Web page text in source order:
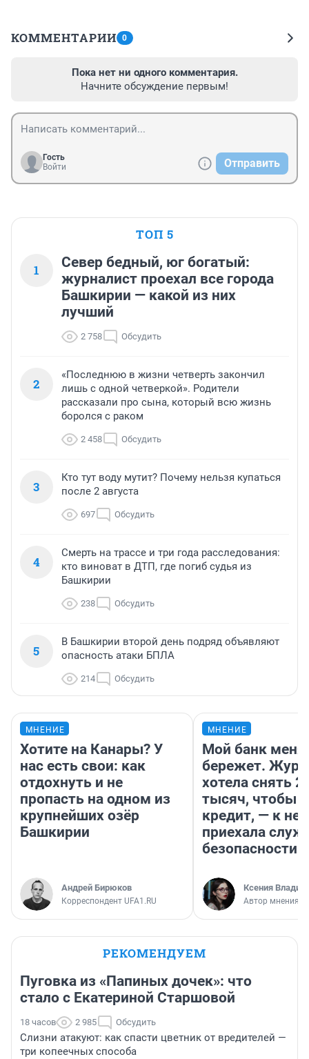
КОММЕНТАРИИ 0
Пока нет ни одного комментария.
Начните обсуждение первым!
Гость
Войти
Отправить
ТОП 5
1
Север бедный, юг богатый:
журналист проехал все города
Башкирии — какой из них
лучший
2 758 Обсудить
2
«Последнюю в жизни четверть закончил
лишь с одной четверкой». Родители
рассказали про сына, который всю жизнь
боролся с раком
2 458 Обсудить
3
Кто тут воду мутит? Почему нельзя купаться
после 2 августа
697 Обсудить
4
Смерть на трассе и три года расследования:
кто виноват в ДТП, где погиб судья из
Башкирии
238 Обсудить
5
В Башкирии второй день подряд объявляют
опасность атаки БПЛА
214 Обсудить
МНЕНИЕ
Хотите на Канары? У
нас есть свои: как
отдохнуть и не
пропасть на одном из
крупнейших озёр
Башкирии
Андрей Бирюков
Корреспондент UFA1.RU
МНЕНИЕ
Мой банк меня
бережет.
хотела снять
тысяч, чтобы
кредит, — к
приехала
безопасности
Ксения
Автор мнения
РЕКОМЕНДУЕМ
Пуговка из «Папиных дочек»: что
стало с Екатериной Старшовой
18 часов 2 985 Обсудить
Слизни атакуют: как спасти цветник от вредителей —
три копеечных способа